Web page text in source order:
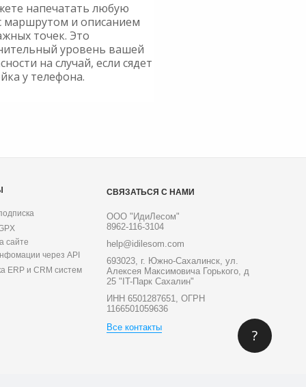
напечатать любую
маршрутом и описанием
точек. Это
уровень вашей
на случай, если сядет
у телефона.
сайте
через API
ERP и CRM систем
СВЯЗАТЬСЯ С НАМИ
ООО "ИдиЛесом"
8962-116-3104
help@idilesom.com
693023, г. Южно-Сахалинск, ул.
Алексея Максимовича Горького, д
25 "IT-Парк Сахалин"
ИНН 6501287651, ОГРН
1166501059636
Все контакты
?